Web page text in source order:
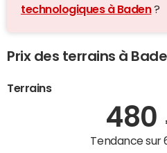
technologiques à Baden?
Prix des terrains à
Terrains
480
Tendance sur